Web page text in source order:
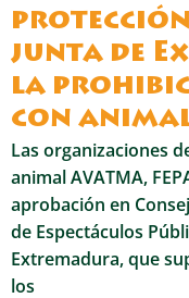
junta de
la
con
Las organizaciones
animal AVATMA,
aprobación en
de Espectáculos
Extremadura, que
los